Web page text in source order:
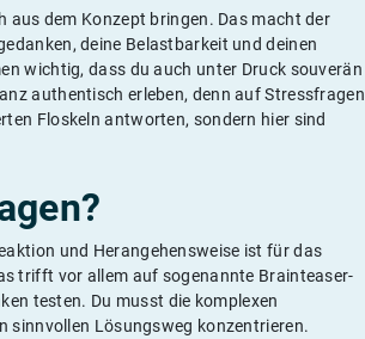
aus dem Konzept bringen. Das macht der
deine Belastbarkeit und deinen
wichtig, dass du auch unter Druck souverän
authentisch erleben, denn auf Stressfragen
Floskeln antworten, sondern hier sind
und Herangehensweise ist für das
trifft vor allem auf sogenannte Brainteaser-
testen. Du musst die komplexen
sinnvollen Lösungsweg konzentrieren.